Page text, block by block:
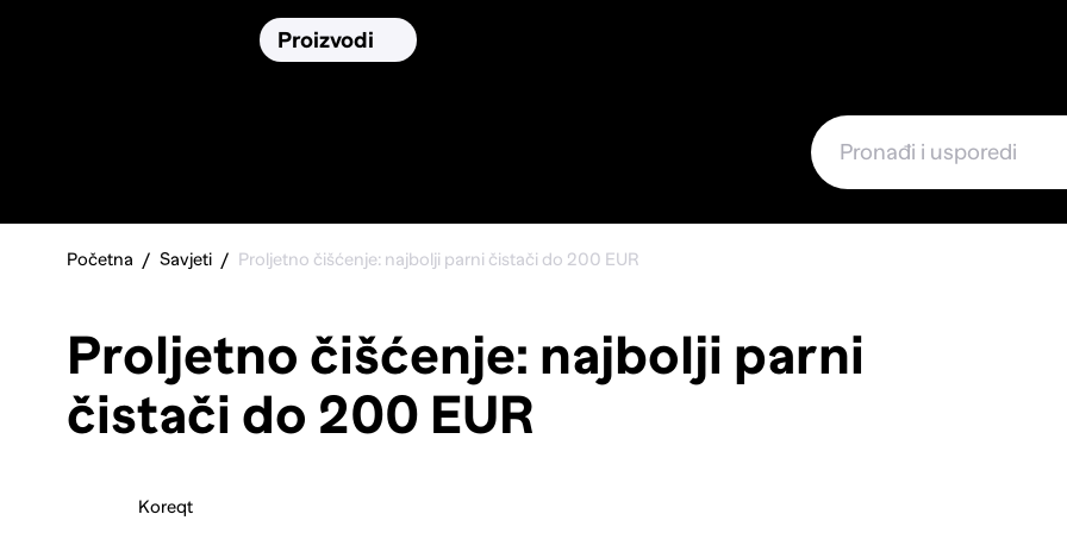
Proizvodi
Početna Savjeti Proljetno čišćenje: najbolji parni čistači do 200 EUR
Proljetno čišćenje: najbolji parni
čistači do 200 EUR
Koreqt